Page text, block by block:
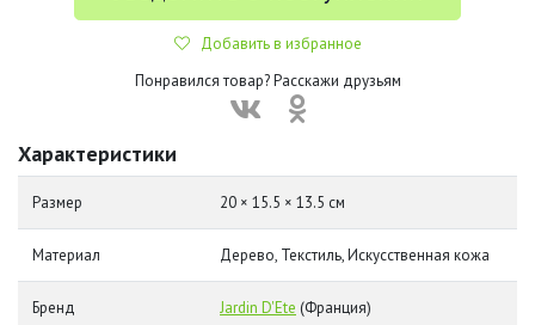
Добавить в избранное
Понравился товар? Расскажи друзьям
Характеристики
Размер 20 × 15.5 × 13.5 см
Материал Дерево, Текстиль, Искусственная кожа
Бренд Jardin D'Ete (Франция)